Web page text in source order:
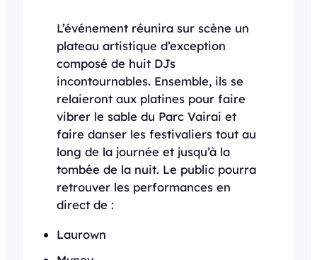
L’événement réunira sur scène un
plateau artistique d’exception
composé de huit DJs
incontournables. Ensemble, ils se
relaieront aux platines pour faire
vibrer le sable du Parc Vairai et
faire danser les festivaliers tout au
long de la journée et jusqu’à la
tombée de la nuit. Le public pourra
retrouver les performances en
direct de :
Laurown